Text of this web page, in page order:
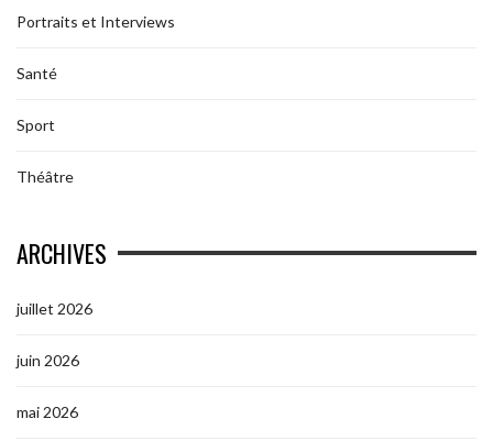
Portraits et Interviews
Santé
Sport
Théâtre
ARCHIVES
juillet 2026
juin 2026
mai 2026